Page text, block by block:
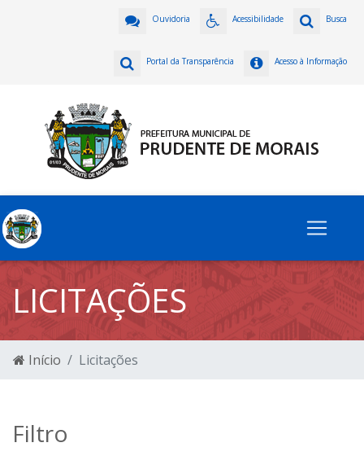
Busca
Acessibilidade
Ouvidoria
Acesso à Informação
Portal da Transparência
LICITAÇÕES
Início Licitações
Filtro